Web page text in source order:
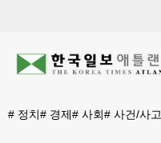
# 정치# 경제# 사회# 사건/사고